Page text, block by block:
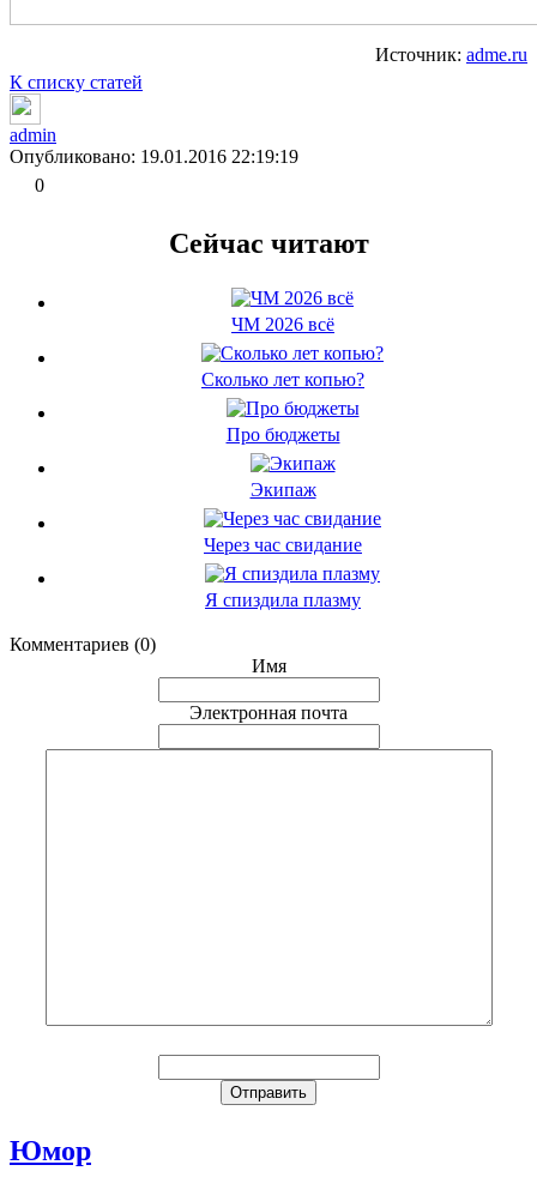
Источник: adme.ru
К списку статей
admin
Опубликовано: 19.01.2016 22:19:19
0
Сейчас читают
ЧМ 2026 всё
Сколько лет копью?
Про бюджеты
Экипаж
Через час свидание
Я спиздила плазму
Комментариев (0)
Имя
Электронная почта
Юмор